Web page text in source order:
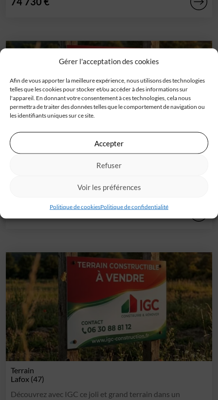
Gérer l'acceptation des cookies
Afin de vous apporter la meilleure expérience, nous utilisons des technologies
telles que les cookies pour stocker et/ou accéder à des informations sur
l'appareil. En donnant votre consentement à ces technologies, cela nous
permettra de traiter des données telles que le comportement de navigation ou
les identifiants uniques sur ce site.
Accepter
Refuser
Voir les préférences
Politique de cookiesPolitique de confidentialité
lotissement récent sur la commune[...]
Terrain
Lafox (47)
Découvrez avec IGC ce joli et grand terrain dans un